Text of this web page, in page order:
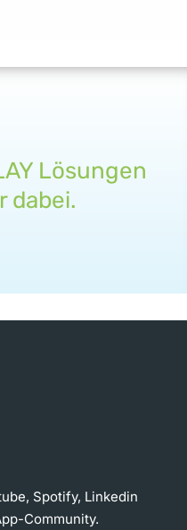
Lösungen
dabei.
Spotify, Linkedin
Community.